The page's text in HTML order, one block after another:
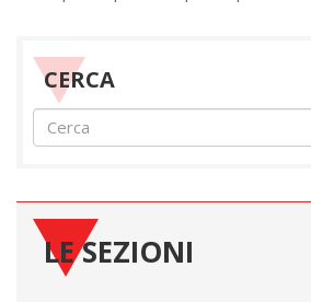
CERCA
LE SEZIONI